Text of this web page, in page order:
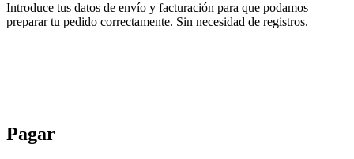
Introduce tus datos de envío y facturación para que podamos
preparar tu pedido correctamente. Sin necesidad de registros.
Pagar